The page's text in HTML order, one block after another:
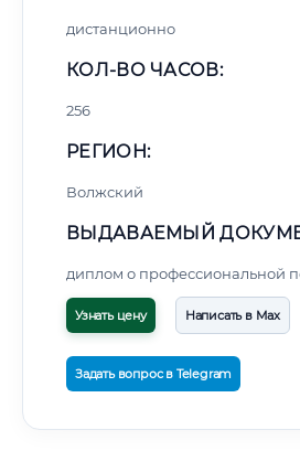
дистанционно
КОЛ-ВО ЧАСОВ:
256
РЕГИОН:
Волжский
ВЫДАВАЕМЫЙ
диплом о профессиональной
Узнать цену Написать в Max
Задать вопрос в Telegram